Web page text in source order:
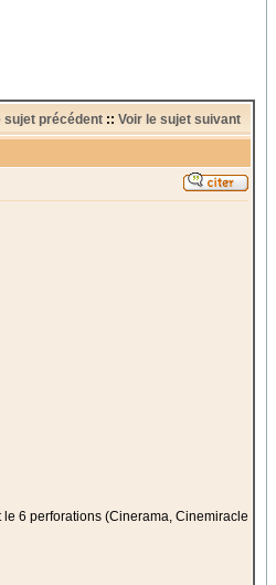
sujet précédent :: Voir le sujet suivant
6 perforations (Cinerama, Cinemiracle